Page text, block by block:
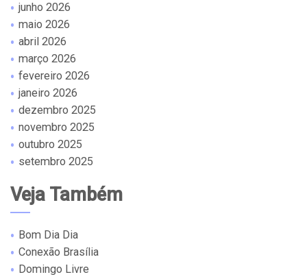
junho 2026
maio 2026
abril 2026
março 2026
fevereiro 2026
janeiro 2026
dezembro 2025
novembro 2025
outubro 2025
setembro 2025
Veja Também
Bom Dia Dia
Conexão Brasília
Domingo Livre